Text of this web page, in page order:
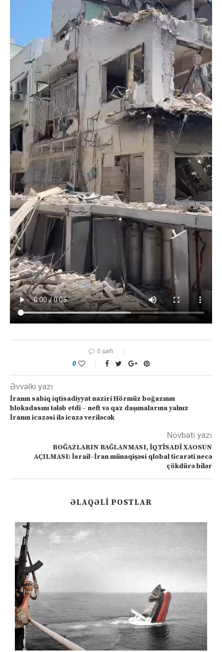
0 şərh
0
Əvvəlki yazı
İranın sabiq iqtisadiyyat naziri Hörmüz boğazının
blokadasını tələb etdi – neft və qaz daşımalarına yalnız
İranın icazəsi ilə icazə veriləcək
Növbəti yazı
BOĞAZLARIN BAĞLANMASI, İQTİSADİ XAOSUN
AÇILMASI: İsrail–İran münaqişəsi qlobal ticarəti necə
çökdürə bilər
ƏLAQƏLI POSTLAR